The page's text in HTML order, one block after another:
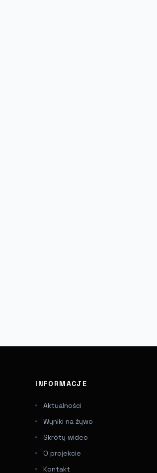
INFORMACJE
Aktualności
Wyniki na żywo
Skróty wideo
O projekcie
Kontakt